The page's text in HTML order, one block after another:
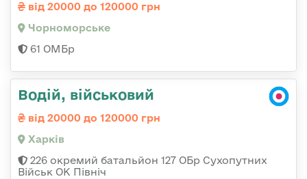
від 20000 до 120000 грн
Чорноморське
61 ОМБр
Водій, військовий
від 20000 до 120000 грн
Харків
226 окремий батальйон 127 ОБр Сухопутних
Військ ОК Північ